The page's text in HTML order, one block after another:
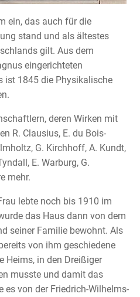
ein, das auch für die
stand und als ältestes
gilt. Aus dem
eingerichteten
ist 1845 die Physikalische
deren Wirken mit
R. Clausius, E. du Bois-
G. Kirchhoff, A. Kundt,
E. Warburg, G.
mehr.
lebte noch bis 1910 im
das Haus dann von dem
seiner Familie bewohnt. Als
von ihm geschiedene
Heims, in den Dreißiger
musste und damit das
es von der Friedrich-Wilhelms-